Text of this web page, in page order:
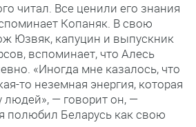
читал. Все ценили его знания
Копаняк. В свою
Юзвяк, капуцин и выпускник
вспоминает, что Алесь
«Иногда мне казалось, что
то неземная энергия, которая
людей», — говорит он, —
полюбил Беларусь как свою